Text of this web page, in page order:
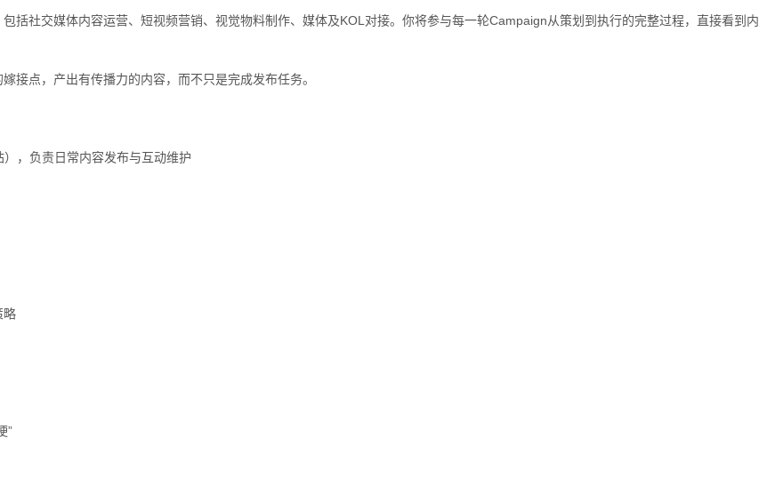
括社交媒体内容运营、短视频营销、视觉物料制作、媒体及KOL对接。你将参与每一轮Campaign从策划到执行的完整过程，直接看到内
点，产出有传播力的内容，而不只是完成发布任务。
，负责日常内容发布与互动维护
略
”